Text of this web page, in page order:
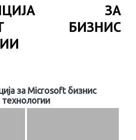
ЗА
БИЗНИС
за Microsoft бизнис
технологии